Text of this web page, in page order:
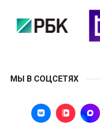
МЫ В СОЦСЕТЯХ